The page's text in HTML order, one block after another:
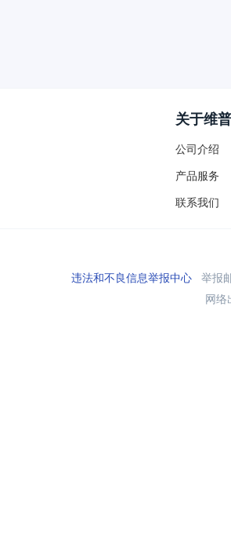
关于维普
公司介绍
产品服务
联系我们
违法和不良信息举报中心举报
网